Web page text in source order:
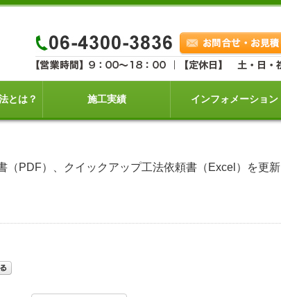
とは？ 施工実績 インフォメーション
（PDF）、クイックアップ工法依頼書（Excel）を更新